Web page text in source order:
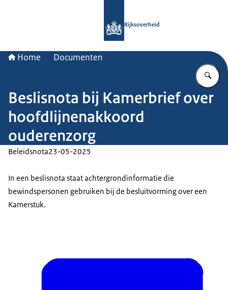
Rijksoverheid
Home Documenten
Beslisnota bij Kamerbrief over
hoofdlijnenakkoord
ouderenzorg
Beleidsnota23-05-2025
In een beslisnota staat achtergrondinformatie die
bewindspersonen gebruiken bij de besluitvorming over een
Kamerstuk.